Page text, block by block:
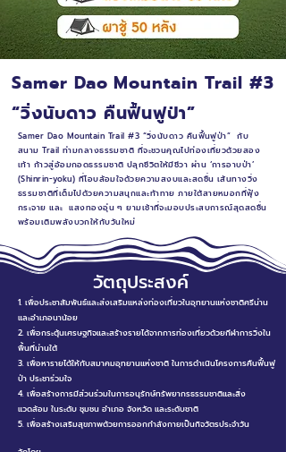
Samer Dao Mountain Trail #3
“วิ่งนับดาว คืนฟื้นฟูป่า”
Samer Dao Mountain Trail #3 “วิ่งนับดาว คืนฟื้นฟูป่า” กับ
สนาม Trail ท่ามกลางธรรมชาติ ที่จะชวนคุณไปท่องเที่ยวด้วยสอง
เท้า ก้าวสู่อ้อมกอดธรรมชาติ ปลุกชีวิตให้มีชีวา ผ่าน ‘การอาบป่า’
(Shinrin-yoku) ที่โอบล้อมใจด้วยความสงบและสดชื่น เส้นทางวิ่ง
ธรรมชาติที่เต็มไปด้วยความสนุกและท้าทาย ภายใต้สายหมอกที่ฟุ้ง
กระจาย และ แสงทองอุ่น ๆ ยามเช้าที่จะมอบประสบการณ์สุดสดชื่น
พร้อมเติมพลังบวกให้กับวันใหม่
วัตถุประสงค์
1. เพื่อประชาสัมพันธ์และส่งเสริมแหล่งท่องเที่ยวในอุทยานแห่งชาติศรีน่าน
และอำเภอนาน้อย​
2. เพื่อกระตุ้นเศรษฐกิจและสร้างรายได้จากการท่องเที่ยวด้วยกีฬาการวิ่งใน
พื้นที่น่านใต้​​
3. เพื่อหารายได้ให้กับสมาคมอุทยานแห่งชาติ ในการดำเนินโครงการคืนฟื้นฟู
ป่า ประชาร่วมใจ​​
4. เพื่อสร้างการมีส่วนร่วมในการอนุรักษ์ทรัพยากรธรรมชาติและสิ่ง
แวดล้อม ในระดับ ชุมชน อำเภอ จังหวัด และระดับชาติ​​
5. เพื่อสร้างเสริมสุขภาพด้วยการออกกำลังกายเป็นกิจวัตรประจำวัน